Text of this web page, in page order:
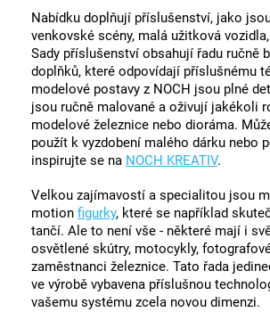
Nabídku doplňují příslušenství, jako
venkovské scény, malá užitková
Sady příslušenství obsahují řadu ručně
doplňků, které odpovídají příslušnému
modelové postavy z NOCH jsou plné
jsou ručně malované a oživují jakékoli
modelové železnice nebo dioráma.
použít k vyzdobení malého dárku nebo
inspirujte se na NOCH KREATIV.
Velkou zajímavostí a specialitou jsou
motion figurky, které se například
tančí. Ale to není vše - některé mají i
osvětlené skútry, motocykly,
zaměstnanci železnice. Tato řada
ve výrobě vybavena příslušnou
vašemu systému zcela novou dimenzi.